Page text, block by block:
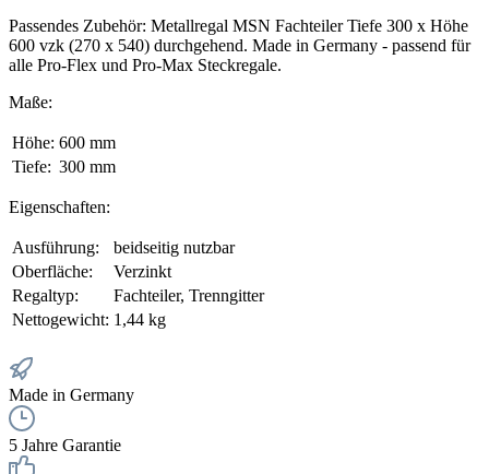
Passendes Zubehör: Metallregal MSN Fachteiler Tiefe 300 x Höhe
600 vzk (270 x 540) durchgehend. Made in Germany - passend für
alle Pro-Flex und Pro-Max Steckregale.
Maße:
Höhe: 600 mm
Tiefe: 300 mm
Eigenschaften:
Ausführung:
beidseitig nutzbar
Oberfläche:
Verzinkt
Regaltyp:
Fachteiler, Trenngitter
Nettogewicht: 1,44 kg
Made in Germany
5 Jahre Garantie